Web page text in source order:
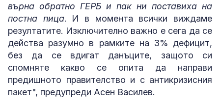
върна обратно ГЕРБ и пак ни поставиха на
постна пица. И в момента всички виждаме
резултатите. Изключително важно е сега да се
действа разумно в рамките на 3% дефицит,
без да се вдигат данъците, защото си
спомняте какво се опита да направи
предишното правителство и с антикризисния
пакет", предупреди Асен Василев.